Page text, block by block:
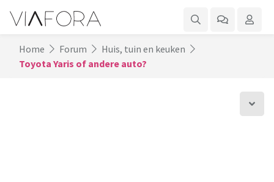
Home Forum
Huis, tuin en keuken
Toyota Yaris of andere auto?